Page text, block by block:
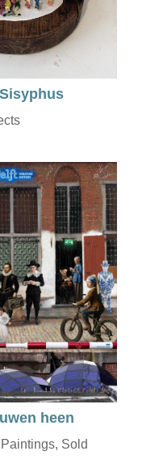
heen
Paintings, Sold